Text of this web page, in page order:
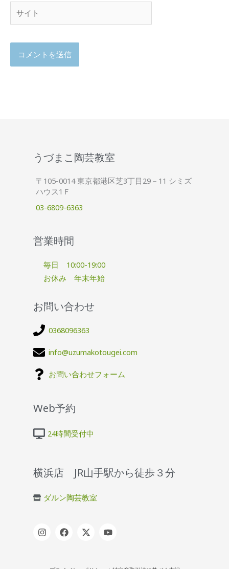
ト
うづまこ陶芸教室
〒105-0014 東京都港区芝3丁目29－11 シミズ
ハウス1Ｆ
03-6809-6363
営業時間
毎日 10:00-19:00
お休み 年末年始
お問い合わせ
0368096363
info@uzumakotougei.com
お問い合わせフォーム
Web予約
24時間受付中
横浜店 JR山手駅から徒歩３分
ダルン陶芸教室